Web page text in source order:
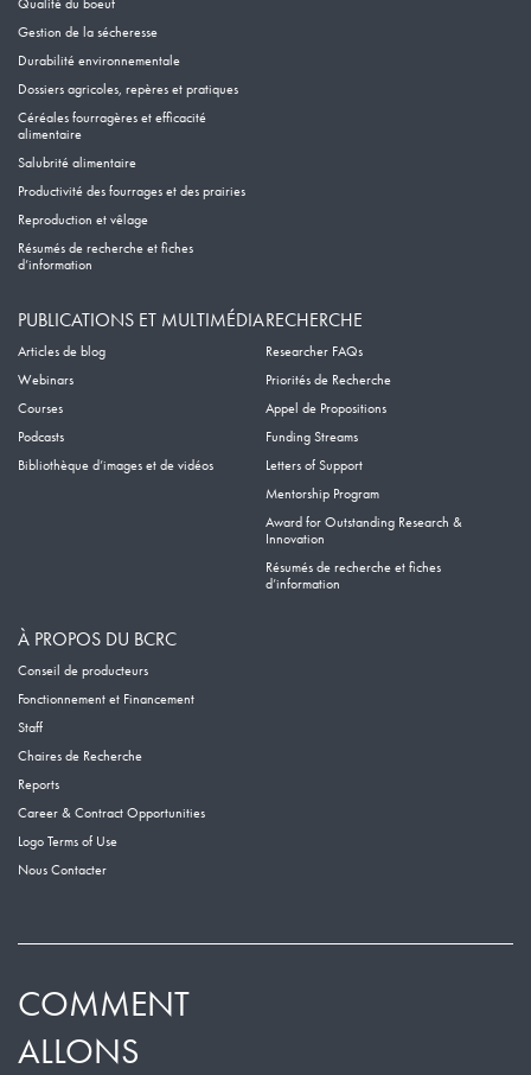
Gestion de la sécheresse
Durabilité environnementale
Dossiers agricoles, repères et pratiques
Céréales fourragères et efficacité
alimentaire
Salubrité alimentaire
Productivité des fourrages et des prairies
Reproduction et vêlage
Résumés de recherche et fiches
d’information
PUBLICATIONS ET MULTIMÉDIA
Articles de blog
Webinars
Courses
Podcasts
Bibliothèque d’images et de vidéos
RECHERCHE
Researcher FAQs
Priorités de Recherche
Appel de Propositions
Funding Streams
Letters of Support
Mentorship Program
Award for Outstanding Research &
Innovation
Résumés de recherche et fiches
d’information
À PROPOS DU BCRC
Conseil de producteurs
Fonctionnement et Financement
Staff
Chaires de Recherche
Reports
Career & Contract Opportunities
Logo Terms of Use
Nous Contacter
COMMENT
ALLONS